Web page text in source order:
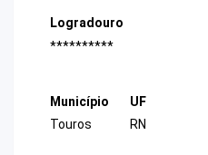
Logradouro
**********
Município
Touros
UF
RN